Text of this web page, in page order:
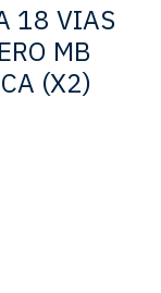
18 VIAS
MB
(X2)